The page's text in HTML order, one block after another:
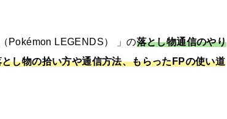
Pokémon LEGENDS） 」の落とし物通信のやり
とし物の拾い方や通信方法、もらったFPの使い道